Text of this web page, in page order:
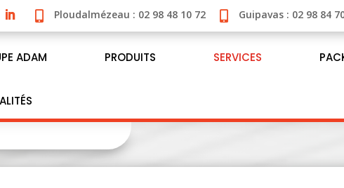
 Ploudalmézeau : 02 98 48 10 72  Guipavas : 02 98 84
ADAM PRODUITS SERVICES